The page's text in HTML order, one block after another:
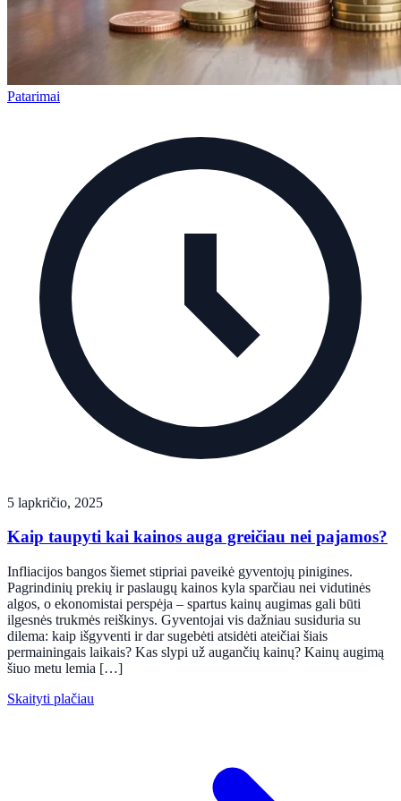
Patarimai
5 lapkričio, 2025
Kaip taupyti kai kainos auga greičiau nei pajamos?
Infliacijos bangos šiemet stipriai paveikė gyventojų pinigines.
Pagrindinių prekių ir paslaugų kainos kyla sparčiau nei vidutinės
algos, o ekonomistai perspėja – spartus kainų augimas gali būti
ilgesnės trukmės reiškinys. Gyventojai vis dažniau susiduria su
dilema: kaip išgyventi ir dar sugebėti atsidėti ateičiai šiais
permainingais laikais? Kas slypi už augančių kainų? Kainų augimą
šiuo metu lemia […]
Skaityti plačiau